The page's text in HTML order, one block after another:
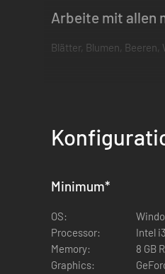
Arbeite mit allen
Blätter, Blumen,
Minimum*
OS:
Processor:
Intel
Memory:
8 GB
Graphics: